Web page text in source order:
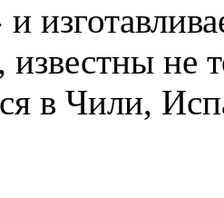
известны не
в Чили,